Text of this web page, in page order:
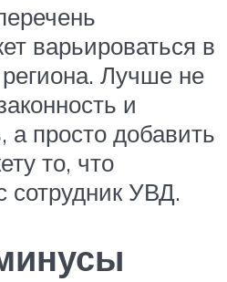
варьироваться в
Лучше не
и
а просто добавить
то, что
сотрудник УВД.